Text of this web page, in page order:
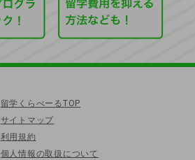
留学くらべーるTOP
サイトマップ
利用規約
個人情報の取扱について